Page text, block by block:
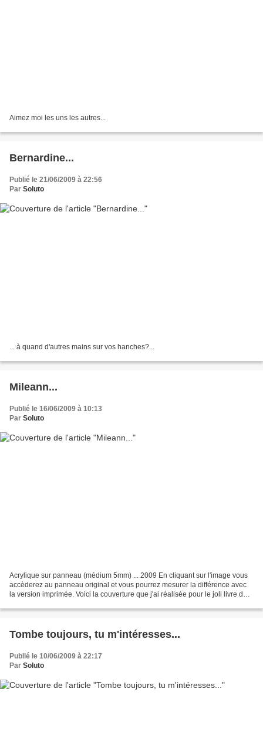
Aimez moi les uns les autres...
Bernardine...
Publié le 21/06/2009 à 22:56
Par Soluto
... à quand d'autres mains sur vos hanches?...
Mileann...
Publié le 16/06/2009 à 10:13
Par Soluto
Acrylique sur panneau (médium 5mm) ... 2009 En cliquant sur l'image vous
accèderez au panneau original et vous pourrez mesurer la différence avec
la version imprimée. Voici la couverture que j'ai réalisée pour le joli livre de
Tombe toujours, tu m'intéresses...
Publié le 10/06/2009 à 22:17
Par Soluto